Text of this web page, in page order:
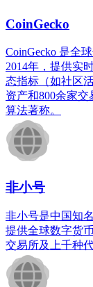
CoinGecko
CoinGecko 是全
2014年，提供实
态指标（如社区
资产和800余家
算法著称。
非小号
非小号是中国知
提供全球数字货
交易所及上千种